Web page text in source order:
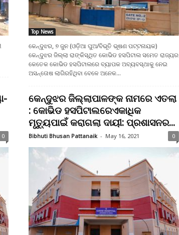
Top News
କେନ୍ଦୁଝର, ୭ ଜୁନ (ଓଡ଼ିଆ ପୁଅ/ବିଭୂତି ଭୂଷଣ ପଟ୍ଟନାୟକ)
କେନ୍ଦୁଝର ଜିଲ୍ଲା ରାଙ୍କିସ୍ଥିତ କୋଭିଡ ହସପିଟାଲ ସମେତ ରାଜ୍ୟର
କେତେକ କୋଭିଡ ହସପିଟାଲରେ ବ୍ୟାପକ ଅବ୍ୟବସ୍ଥାକୁ ନେଇ
ଅସନ୍ତୋଷ ଲାଗିରହିଥିବା ବେଳେ ଅନେକ...
0
କେନ୍ଦୁଝର ଜିଲ୍ଲାପାଳଙ୍କ ନାମରେ ଏତଲା
: କୋଭିଡ ହସପିଟାଲରେଏକାଧିକ
ମୃତ୍ୟୁପାଇଁ କରାଗଲା ଦାୟୀ: ପ୍ରଶାସନର...
Bibhuti Bhusan Pattanaik - May 16, 2021 0